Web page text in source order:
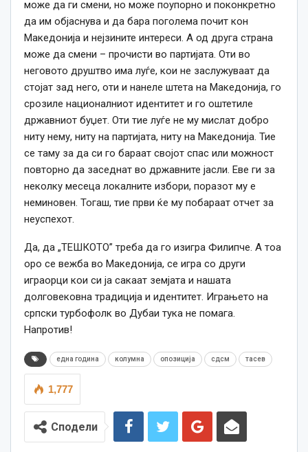
може да ги смени, но може поупорно и поконкретно
да им објаснува и да бара поголема почит кон
Македонија и нејзините интереси. А од друга страна
може да смени – прочисти во партијата. Оти во
неговото друштво има луѓе, кои не заслужуваат да
стојат зад него, оти и нанеле штета на Македонија, го
срозиле националниот идентитет и го оштетиле
државниот буџет. Оти тие луѓе не му мислат добро
ниту нему, ниту на партијата, ниту на Македонија. Тие
се таму за да си го бараат својот спас или можност
повторно да заседнат во државните јасли. Еве ги за
неколку месеца локалните избори, поразот му е
неминовен. Тогаш, тие први ќе му побараат отчет за
неуспехот.
Да, да „ТЕШКОТО” треба да го изигра Филипче. А тоа
оро се вежба во Македонија, се игра со други
играорци кои си ја сакаат земјата и нашата
долговековна традиција и идентитет. Играњето на
српски турбофолк во Дубаи тука не помага.
Напротив!
една година колумна опозиција сдсм тасев
1,777
Сподели